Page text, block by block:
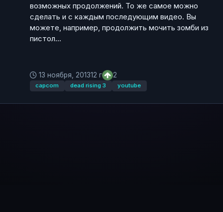
возможных продолжений. То же самое можно
сделать и с каждым последующим видео. Вы
можете, например, продолжить мочить зомби из
пистол...
13 ноября, 201312 г 2
capcom dead rising 3 youtube